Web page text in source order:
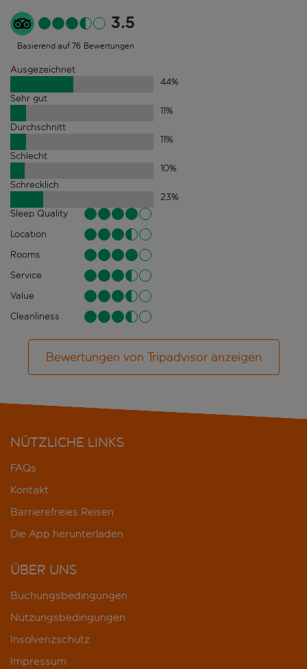
3.5
Basierend auf 76 Bewertungen
Ausgezeichnet
44%
Sehr gut
11%
Durchschnitt
11%
Schlecht
10%
Schrecklich
23%
Sleep Quality
Location
Rooms
Service
Value
Cleanliness
Bewertungen von Tripadvisor anzeigen
NÜTZLICHE LINKS
FAQs
Kontakt
Barrierefreies Reisen
Die App herunterladen
ÜBER UNS
Buchungsbedingungen
Nutzungsbedingungen
Insolvenzschutz
Impressum